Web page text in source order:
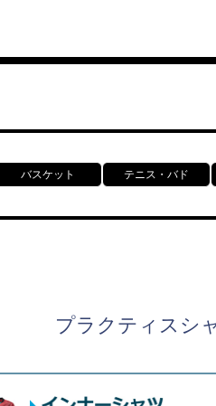
バスケット テニス・バド
プラクティスシ